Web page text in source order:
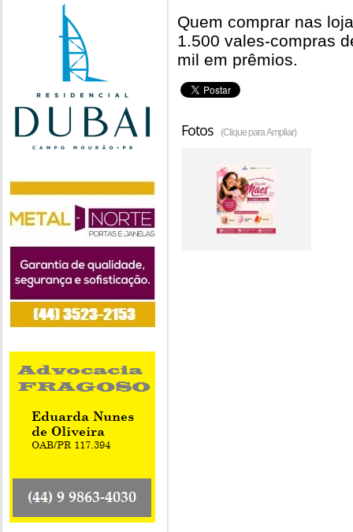
Quem comprar nas
1.500 vales-compras
mil em prêmios.
Fotos (Clique para Ampliar)